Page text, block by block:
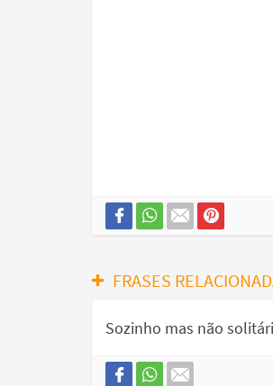
FRASES
Sozinho mas não